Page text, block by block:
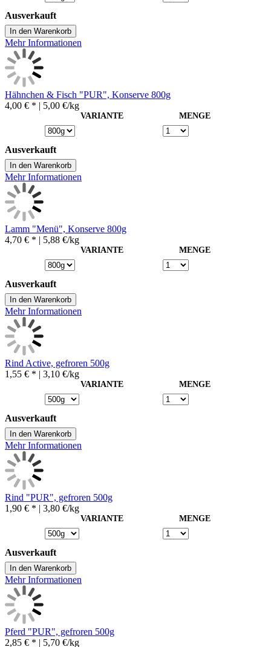
Ausverkauft
In den Warenkorb
Mehr Informationen
Hähnchen & Fisch "PUR", Konserve 800g
4,00 € * | 5,00 €/kg
VARIANTE MENGE
Ausverkauft
In den Warenkorb
Mehr Informationen
Lamm "Menü", Konserve 800g
4,70 € * | 5,88 €/kg
VARIANTE MENGE
Ausverkauft
In den Warenkorb
Mehr Informationen
Rind Active, gefroren 500g
1,55 € * | 3,10 €/kg
VARIANTE MENGE
Ausverkauft
In den Warenkorb
Mehr Informationen
Rind "PUR", gefroren 500g
1,90 € * | 3,80 €/kg
VARIANTE MENGE
Ausverkauft
In den Warenkorb
Mehr Informationen
Pferd "PUR", gefroren 500g
2,85 € * | 5,70 €/kg